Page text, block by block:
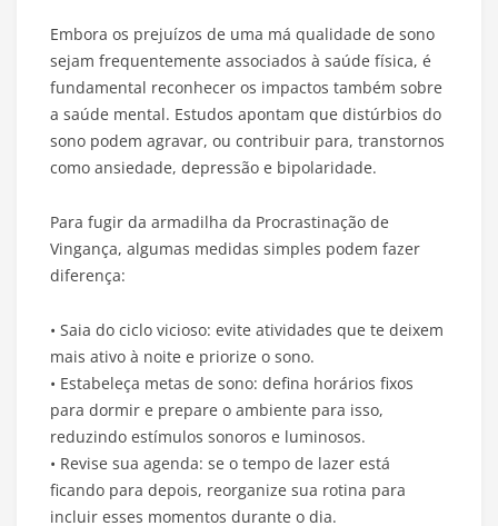
Embora os prejuízos de uma má qualidade de sono
sejam frequentemente associados à saúde física, é
fundamental reconhecer os impactos também sobre
a saúde mental. Estudos apontam que distúrbios do
sono podem agravar, ou contribuir para, transtornos
como ansiedade, depressão e bipolaridade.
Para fugir da armadilha da Procrastinação de
Vingança, algumas medidas simples podem fazer
diferença:
• Saia do ciclo vicioso: evite atividades que te deixem
mais ativo à noite e priorize o sono.
• Estabeleça metas de sono: defina horários fixos
para dormir e prepare o ambiente para isso,
reduzindo estímulos sonoros e luminosos.
• Revise sua agenda: se o tempo de lazer está
ficando para depois, reorganize sua rotina para
incluir esses momentos durante o dia.